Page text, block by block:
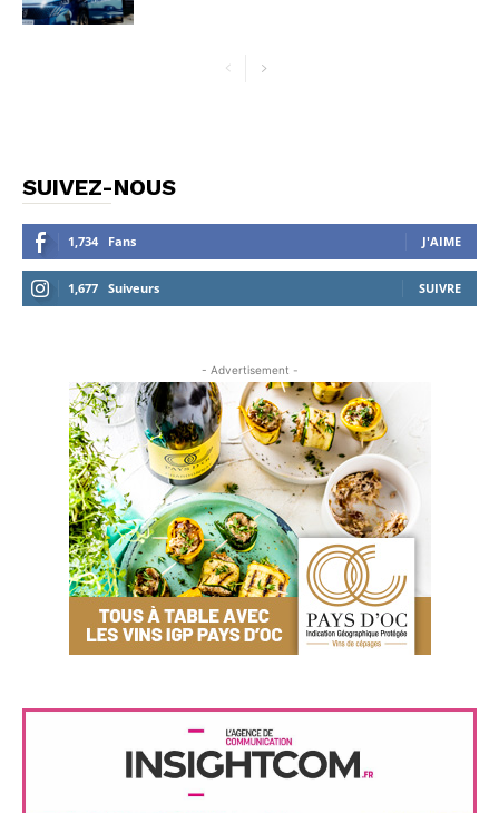
SUIVEZ-NOUS
1,734 Fans J'AIME
1,677 Suiveurs SUIVRE
- Advertisement -